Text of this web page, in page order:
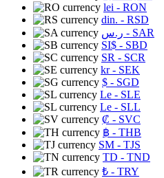
lei - RON
din. - RSD
ر.س - SAR
SI$ - SBD
SR - SCR
kr- SEK
$ - SGD
Le - SLE
Le - SLL
₡ - SVC
฿ - THB
ЅМ - TJS
TD - TND
₺ - TRY